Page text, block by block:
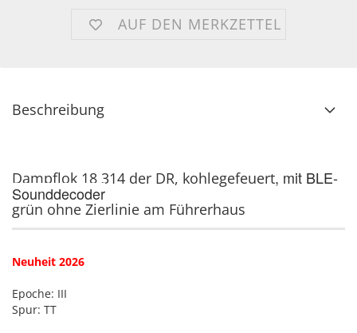
AUF DEN MERKZETTEL
Beschreibung
Dampflok 18 314 der DR, kohlegefeuert, mit BLE-
Sounddecoder
grün ohne Zierlinie am Führerhaus
Neuheit 2026
Epoche: III
Spur: TT